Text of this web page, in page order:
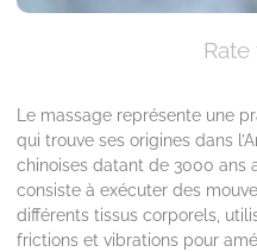
Le massage représente une
qui trouve ses origines dans
chinoises datant de 3000 ans
consiste à exécuter des
différents tissus corporels,
frictions et vibrations pour